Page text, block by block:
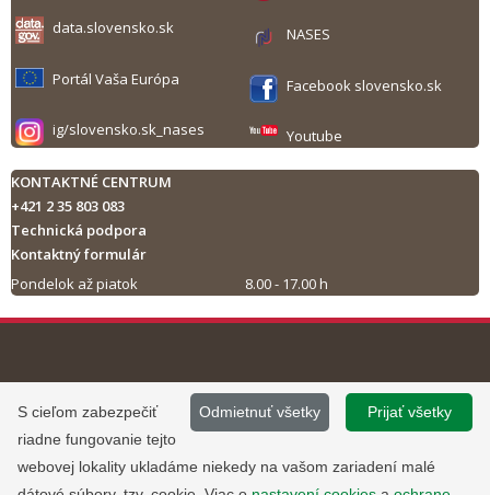
data.slovensko.sk NASES
Portál Vaša Európa Facebook slovensko.sk
ig/slovensko.sk_nases Youtube
KONTAKTNÉ CENTRUM
+421 2 35 803 083
Technická podpora
Kontaktný formulár
Pondelok až piatok
8.00 - 17.00 h
Tlač obsahu
©2013 - 2026, Slovensko.sk
Informácie zverejnené na portáli
majú informatívny charakter.
Prevádzku stránky
www.slovensko.sk a správu jej
obsahu zabezpečuje
Prijať všetky
Odmietnuť všetky
S cieľom zabezpečiť
riadne fungovanie tejto
webovej lokality ukladáme niekedy na vašom zariadení malé